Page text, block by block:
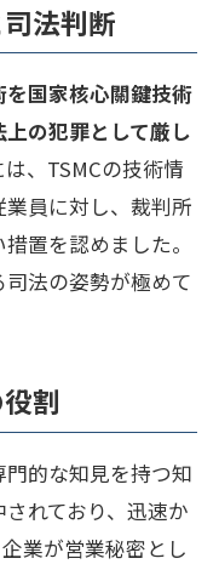
法判断
を国家核心關鍵技術
の犯罪として厳し
、TSMCの技術情
員に対し、裁判所
置を認めました。
法の姿勢が極めて
割
的な知見を持つ知
れており、迅速か
業が営業秘密とし